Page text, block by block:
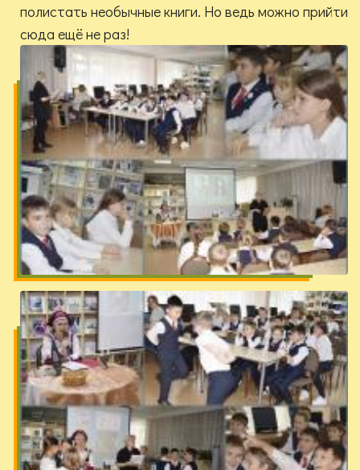
полистать необычные книги. Но ведь можно прийти
сюда ещё не раз!